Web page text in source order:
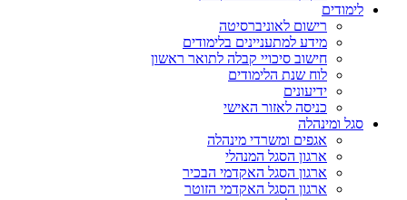
לימודים
רישום לאוניברסיטה
מידע למתעניינים בלימודים
חישוב סיכויי קבלה לתואר ראשון
לוח שנת הלימודים
ידיעונים
כניסה לאזור האישי
סגל ומינהלה
אגפים ומשרדי מינהלה
ארגון הסגל המנהלי
ארגון הסגל האקדמי הבכיר
ארגון הסגל האקדמי הזוטר